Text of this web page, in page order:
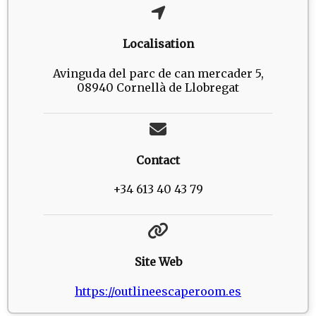
Localisation
Avinguda del parc de can mercader 5,
08940 Cornellà de Llobregat
Contact
+34 613 40 43 79
Site Web
https://outlineescaperoom.es